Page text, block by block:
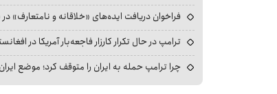
فراخوان دریافت ایده‌های «خلاقانه و نامتعارف»
ترامپ در حال تکرار کارزار فاجعه‌بار آمریکا در
چرا ترامپ حمله به ایران را متوقف کرد؛ موضع